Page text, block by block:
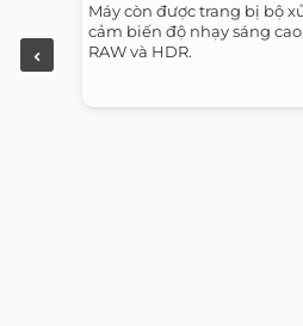
Máy còn được trang bị bộ
cảm biến độ nhạy sáng
RAW và HDR.